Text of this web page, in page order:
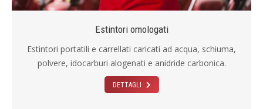
Estintori omologati
Estintori portatili e carrellati caricati ad acqua, schiuma,
polvere, idocarburi alogenati e anidride carbonica.
DETTAGLI